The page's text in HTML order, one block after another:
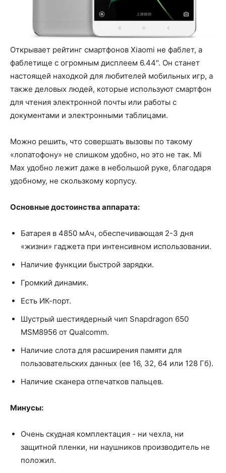
Открывает рейтинг смартфонов Xiaomi не фаблет, а
фаблетище с огромным дисплеем 6.44". Он станет
настоящей находкой для любителей мобильных игр, а
также деловых людей, которые используют смартфон
для чтения электронной почты или работы с
документами и электронными таблицами.
Можно решить, что совершать вызовы по такому
«лопатофону» не слишком удобно, но это не так. Mi
Max удобно лежит даже в небольшой руке, благодаря
удобному, не скользкому корпусу.
Основные достоинства аппарата:
Батарея в 4850 мАч, обеспечивающая 2-3 дня
«жизни» гаджета при интенсивном использовании.
Наличие функции быстрой зарядки.
Громкий динамик.
Есть ИК-порт.
Шустрый шестиядерный чип Snapdragon 650
MSM8956 от Qualcomm.
Наличие слота для расширения памяти для
пользовательских данных (ее 16, 32, 64 или 128 Гб).
Наличие сканера отпечатков пальцев.
Минусы:
Очень скудная комплектация - ни чехла, ни
защитной пленки, ни наушников производитель не
положил.